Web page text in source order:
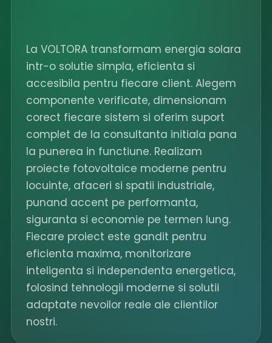
La VOLTORA transformam energia solara
intr-o solutie simpla, eficienta si
accesibila pentru fiecare client. Alegem
componente verificate, dimensionam
corect fiecare sistem si oferim suport
complet de la consultanta initiala pana
la punerea in functiune. Realizam
proiecte fotovoltaice moderne pentru
locuinte, afaceri si spatii industriale,
punand accent pe performanta,
siguranta si economie pe termen lung.
Fiecare proiect este gandit pentru
eficienta maxima, monitorizare
inteligenta si independenta energetica,
folosind tehnologii moderne si solutii
adaptate nevoilor reale ale clientilor
nostri.